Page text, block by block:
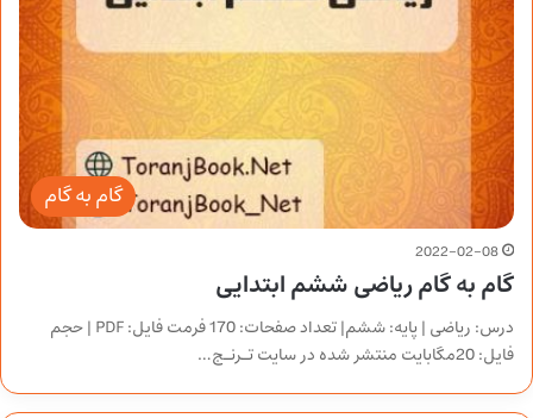
گام به گام
2022-02-08
گام به گام ریاضی ششم ابتدایی
درس: ریاضی | پایه: ششم| تعداد صفحات: 170 فرمت فایل: PDF | حجم
فایل: 20مگابایت منتشر شده در سایت تـرنـج…